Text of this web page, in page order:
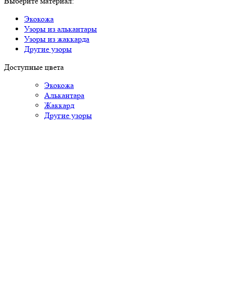
Экокожа
Узоры из алькантары
Узоры из жаккарда
Другие узоры
Доступные цвета
Экокожа
Алькантара
Жаккард
Другие узоры